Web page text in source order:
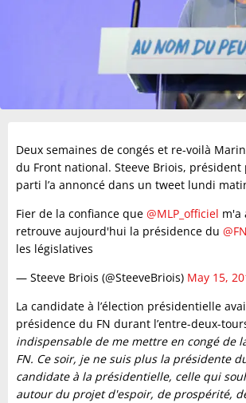
Deux semaines de congés et re-voilà
du Front national. Steeve Briois,
parti l’a annoncé dans un tweet lundi
Fier de la confiance que @MLP_officiel m'a
retrouve aujourd'hui la présidence du
les législatives
— Steeve Briois (@SteeveBriois) May 15,
La candidate à l’élection présidentielle
présidence du FN durant l’entre-deux-
indispensable de me mettre en congé de
FN. Ce soir, je ne suis plus la présidente
candidate à la présidentielle, celle qui
autour du projet d'espoir, de prospérité,